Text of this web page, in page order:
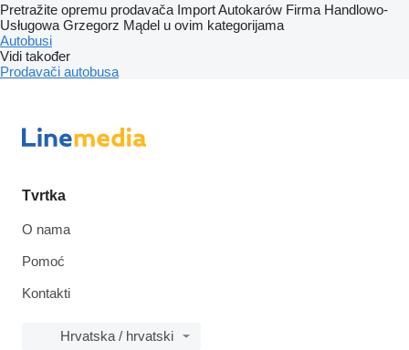
Pretražite opremu prodavača Import Autokarów Firma Handlowo-
Usługowa Grzegorz Mądel u ovim kategorijama
Autobusi
Vidi također
Prodavači autobusa
Tvrtka
O nama
Pomoć
Kontakti
Hrvatska / hrvatski